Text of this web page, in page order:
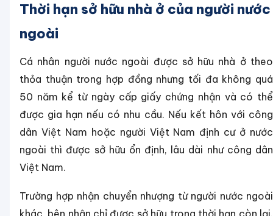
Thời hạn sở hữu nhà ở của người nước
ngoài
Cá nhân người nước ngoài được sở hữu nhà ở theo
thỏa thuận trong hợp đồng nhưng tối đa không quá
50 năm kể từ ngày cấp giấy chứng nhận và có thể
được gia hạn nếu có nhu cầu. Nếu kết hôn với công
dân Việt Nam hoặc người Việt Nam định cư ở nước
ngoài thì được sở hữu ổn định, lâu dài như công dân
Việt Nam.
Trường hợp nhận chuyển nhượng từ người nước ngoài